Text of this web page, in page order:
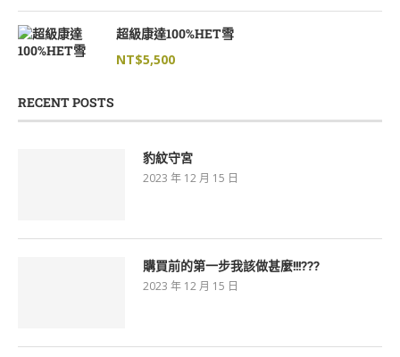
超級康達100%HET雪
NT$5,500
RECENT POSTS
豹紋守宮
2023 年 12 月 15 日
購買前的第一步我該做甚麼!!!???
2023 年 12 月 15 日